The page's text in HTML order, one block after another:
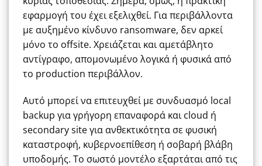
εφαρμογή του έχει εξελιχθεί. Για περιβάλλοντα
με αυξημένο κίνδυνο ransomware, δεν αρκεί
μόνο το offsite. Χρειάζεται και αμετάβλητο
αντίγραφο, απομονωμένο λογικά ή φυσικά από
το production περιβάλλον.
Αυτό μπορεί να επιτευχθεί με συνδυασμό local
backup για γρήγορη επαναφορά και cloud ή
secondary site για ανθεκτικότητα σε φυσική
καταστροφή, κυβερνοεπίθεση ή σοβαρή βλάβη
υποδομής. Το σωστό μοντέλο εξαρτάται από τις